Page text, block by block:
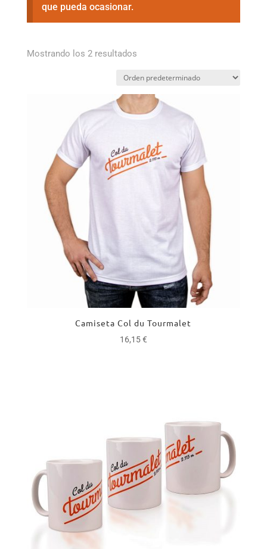
que pueda ocasionar.
Mostrando los 2 resultados
Camiseta Col du Tourmalet
16,15€